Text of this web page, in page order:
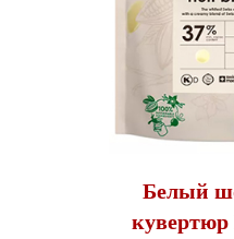
Белый
кувертюр